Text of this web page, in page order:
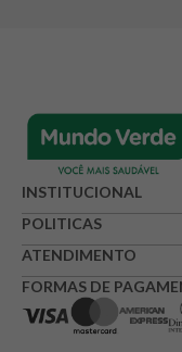
Avalie o
★★★☆
Seu nome
Endereço de
INSTITUCIONAL
POLITICAS
ATENDIMENTO
FORMAS DE